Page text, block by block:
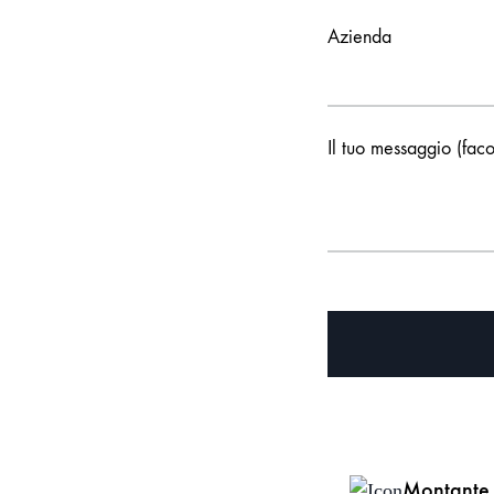
Azienda
Il tuo messaggio